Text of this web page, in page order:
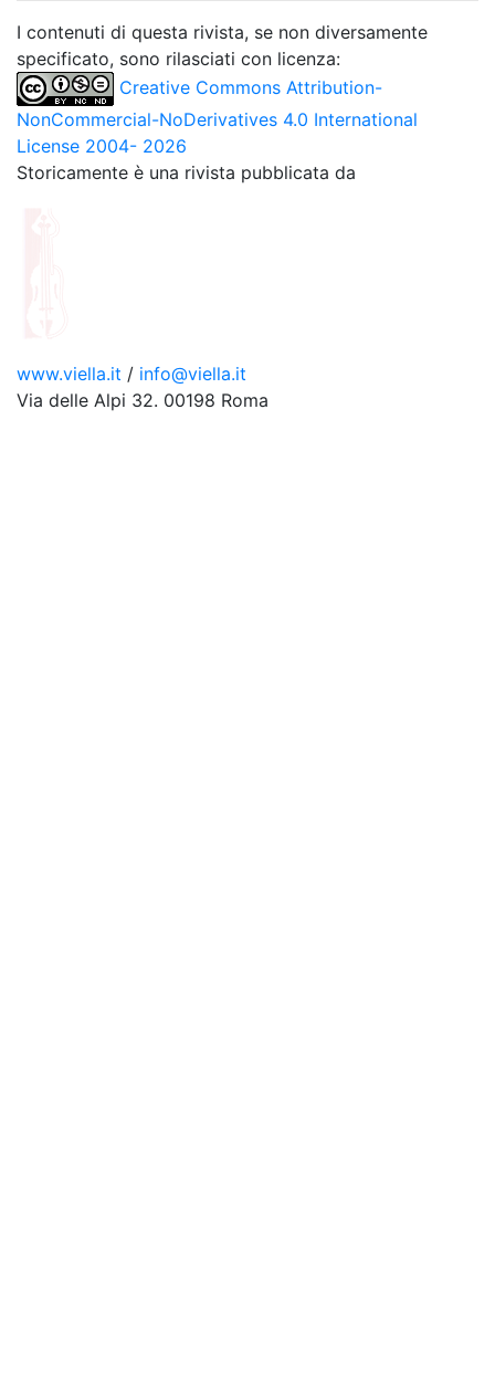
I contenuti di questa rivista, se non diversamente
specificato, sono rilasciati con licenza:
Creative Commons Attribution-
NonCommercial-NoDerivatives 4.0 International
License 2004- 2026
Storicamente è una rivista pubblicata da
www.viella.it / info@viella.it
Via delle Alpi 32. 00198 Roma